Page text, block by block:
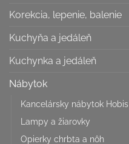
Korekcia, lepenie, balenie
Kuchyňa a jedáleň
Kuchynka a jedáleň
Nábytok
Kancelársky nábytok Hobis
Lampy a žiarovky
Opierky chrbta a nôh